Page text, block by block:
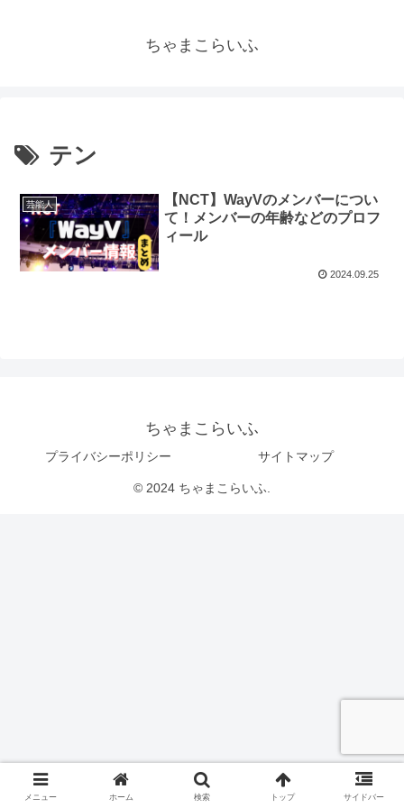
ちゃまこらいふ
テン
芸能人
【NCT】WayVのメンバーについ
て！メンバーの年齢などのプロフ
ィール
2024.09.25
ちゃまこらいふ
プライバシーポリシー サイトマップ
© 2024 ちゃまこらいふ.
メニュー ホーム 検索 トップ サイドバー